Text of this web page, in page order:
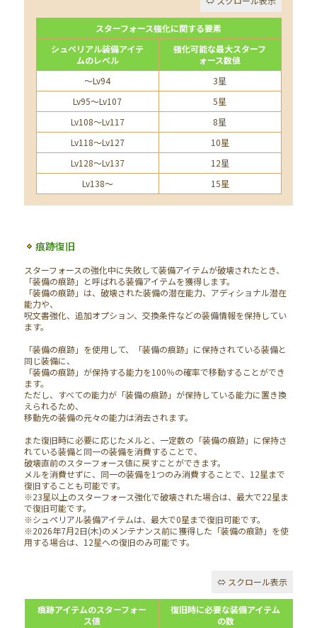
スターフォース強化に関する要素
シュペリアル装備アイテ
ムのレベル
強化可能な最大スターフ
ォース数値
～Lv94
3星
Lv95～Lv107
5星
Lv108～Lv117
8星
Lv118～Lv127
10星
Lv128～Lv137
12星
Lv138～
15星
痕跡復旧
スターフォースの強化中に失敗して装備アイテムが破壊されたとき、
「装備の痕跡」と呼ばれる装備アイテムを獲得します。
「装備の痕跡」は、破壊された装備の潜在能力、アディショナル潜在
能力や、
呪文書強化、追加オプション、交換条件などの装備情報を保持してい
ます。
「装備の痕跡」を使用して、「装備の痕跡」に保持されている装備と
同じ装備に、
「装備の痕跡」が保持する能力を100％の確率で移動することができ
ます。
ただし、すべての能力が「装備の痕跡」が保持している能力に置き換
えられるため、
移動先の装備の元々の能力は消去されます。
また復旧時に必要に応じたメルと、一定数の「装備の痕跡」に保持さ
れている装備と同一の装備を消費することで、
破壊直前のスターフォース値に戻すことができます。
メルを消費せずに、同一の装備を1つのみ消費することで、12星まで
復旧することも可能です。
※23星以上のスターフォース強化で破壊された場合は、最大で22星ま
で復旧可能です。
※シュペリアル装備アイテムは、最大で0星まで復旧可能です。
※2026年7月2日(木)のメンテナンス前に獲得した「装備の痕跡」を使
用する場合は、12星への復旧のみ可能です。
痕跡アイテムのスターフォー
ス値
復旧時に必要な装備アイテム
の数